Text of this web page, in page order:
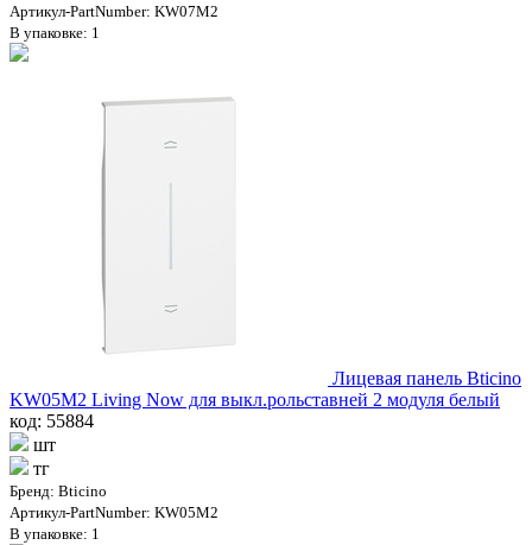
Артикул-PartNumber: KW07M2
В упаковке: 1
Лицевая панель Bticino
KW05M2 Living Now для выкл.рольставней 2 модуля белый
код: 55884
шт
тг
Бренд: Bticino
Артикул-PartNumber: KW05M2
В упаковке: 1